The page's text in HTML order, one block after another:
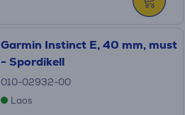
Garmin Instinct E, 40 mm, must
- Spordikell
010-02932-00
Laos